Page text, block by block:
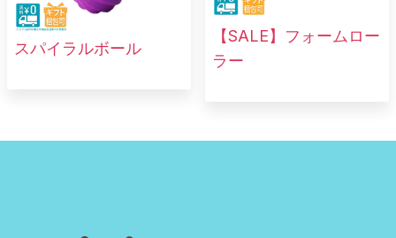
スパイラルボール
【SALE】フォームロー
ラー